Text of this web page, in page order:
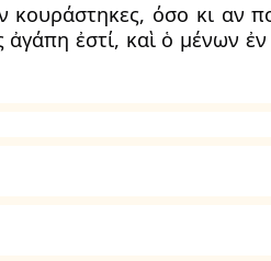
κουράστηκες, όσο κι αν
ἐστί, καὶ ὁ μένων